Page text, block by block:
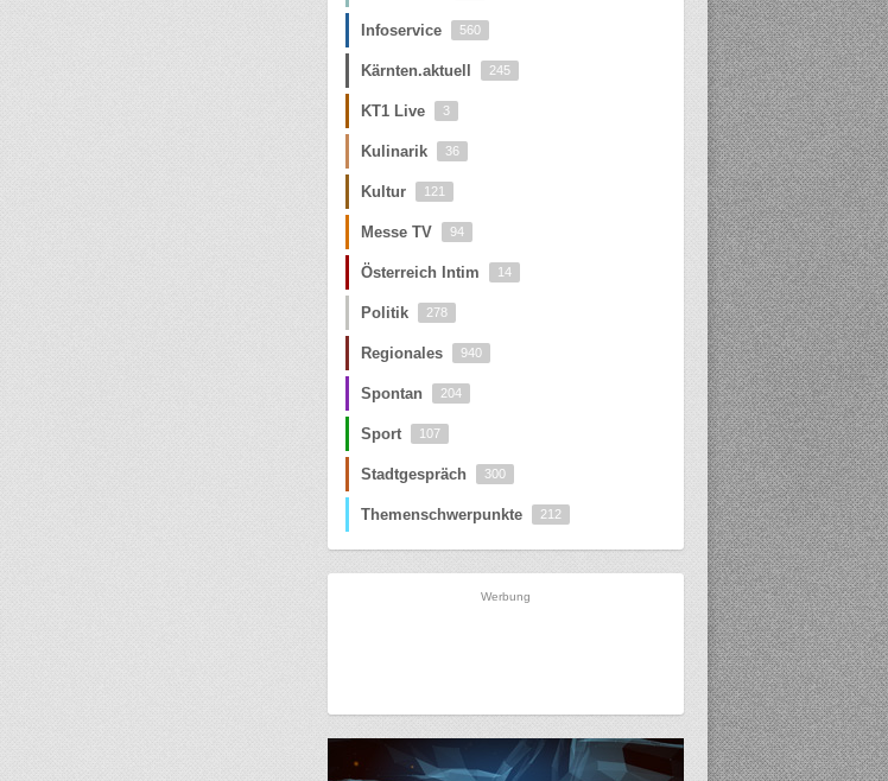
Infoservice 560
Kärnten.aktuell 245
KT1 Live 3
Kulinarik 36
Kultur 121
Messe TV 94
Österreich Intim 14
Politik 278
Regionales 940
Spontan 204
Sport 107
Stadtgespräch 300
Themenschwerpunkte 212
Werbung